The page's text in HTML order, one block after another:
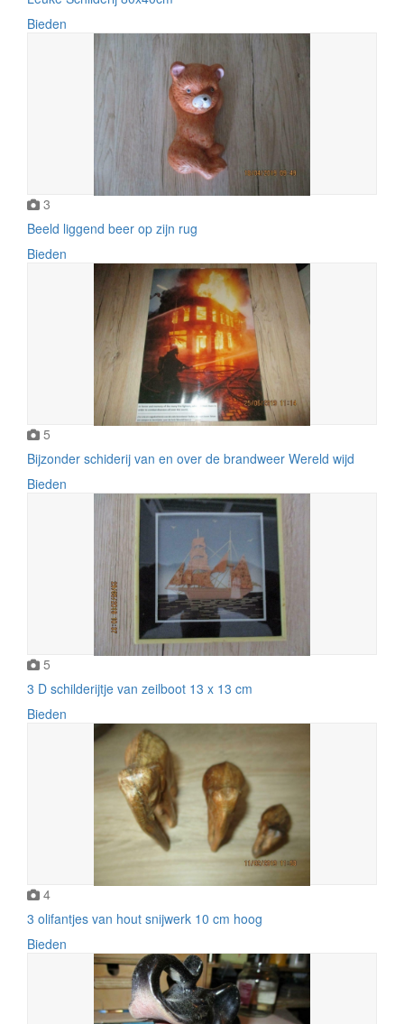
Bieden
3
Beeld liggend beer op zijn rug
Bieden
5
Bijzonder schiderij van en over de brandweer Wereld wijd
Bieden
5
3 D schilderijtje van zeilboot 13 x 13 cm
Bieden
4
3 olifantjes van hout snijwerk 10 cm hoog
Bieden